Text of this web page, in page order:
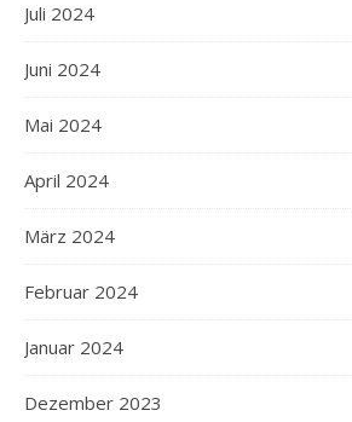
Juli 2024
Juni 2024
Mai 2024
April 2024
März 2024
Februar 2024
Januar 2024
Dezember 2023